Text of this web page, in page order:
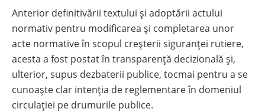
Anterior definitivării textului și adoptării actului
normativ pentru modificarea şi completarea unor
acte normative în scopul creşterii siguranţei rutiere,
acesta a fost postat în transparență decizională și,
ulterior, supus dezbaterii publice, tocmai pentru a se
cunoaște clar intenția de reglementare în domeniul
circulației pe drumurile publice.